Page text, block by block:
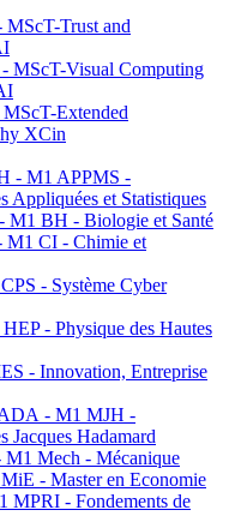
Trust and
MScT-Visual Computing
Extended
XCin
- M1 APPMS -
Appliquées et Statistiques
BH - Biologie et Santé
CI - Chimie et
- Système Cyber
- Physique des Hautes
- Innovation, Entreprise
- M1 MJH -
Jacques Hadamard
Mech - Mécanique
- Master en Economie
MPRI - Fondements de